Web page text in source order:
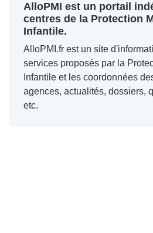
AlloPMI est un portail
centres de la Protection
Infantile.
AlloPMI.fr est un site
services proposés par la
Infantile et les coordonnées
agences, actualités, dossiers,
etc.